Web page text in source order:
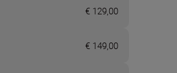
€ 129,00
€ 149,00